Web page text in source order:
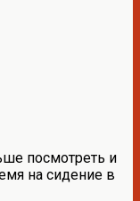
посмотреть и
на сидение в